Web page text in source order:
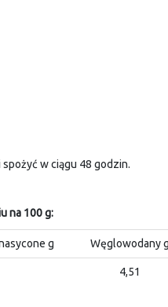
w ciągu 48 godzin.
na 100 g:
g Węglowodany g
4,51